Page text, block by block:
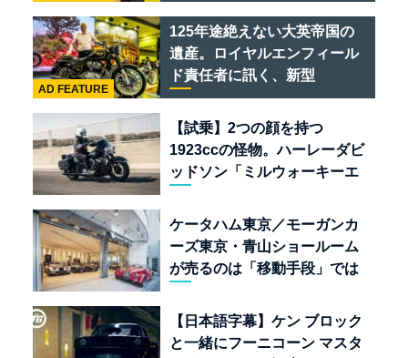
ある
125年途絶えない大英帝国の
遺産。ロイヤルエンフィール
ド責任者に訊く、新型
「BULLET 650」と“時間の
質”を愛する理由
AD FEATURE
【試乗】2つの顔を持つ
1923ccの怪物。ハーレーダビ
ッドソン「ミルウォーキーエ
ケータハム東京／モーガンカ
ーズ東京・青山ショールーム
が売るのは「移動手段」では
【日本語字幕】ケン ブロック
と一緒にフーニコーン マスタ